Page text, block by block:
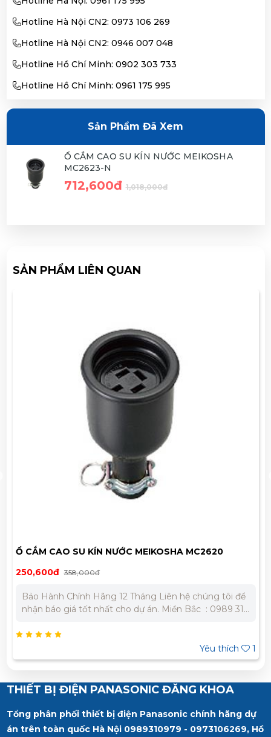
Hotline Hà Nội CN2: 0973 106 269
Hotline Hà Nội CN2: 0946 007 048
Hotline Hồ Chí Minh: 0902 303 733
Hotline Hồ Chí Minh: 0961 175 995
Sản Phẩm Đã Xem
Ổ CẮM CAO SU KÍN NƯỚC MEIKOSHA
MC2623-N
712,600đ 1,018,000đ
SẢN PHẨM LIÊN QUAN
Ổ CẮM CAO SU KÍN NƯỚC MEIKOSHA MC2620
250,600đ 358,000đ
Bảo Hành Chính Hãng 12 Tháng Liên hệ chúng tôi để
nhận báo giá tốt nhất cho dự án. Miền Bắc : 0989 310
332 980
Yêu thích
1
THIẾT BỊ ĐIỆN PANASONIC ĐĂNG KHOA
Tổng phân phối thiết bị điện Panasonic chính hãng dự
án trên toàn quốc Hà Nội 0989310979 - 0973106269, Hồ